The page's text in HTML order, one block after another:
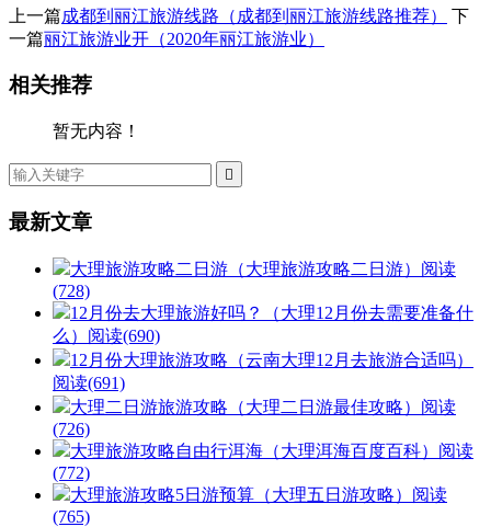
上一篇成都到丽江旅游线路（成都到丽江旅游线路推荐）
下
一篇丽江旅游业开（2020年丽江旅游业）
相关推荐
暂无内容！

最新文章
大理旅游攻略二日游（大理旅游攻略二日游） 阅读
(728)
12月份去大理旅游好吗？（大理12月份去需要准备什
么） 阅读(690)
12月份大理旅游攻略（云南大理12月去旅游合适吗）
阅读(691)
大理二日游旅游攻略（大理二日游最佳攻略） 阅读
(726)
大理旅游攻略自由行洱海（大理洱海百度百科） 阅读
(772)
大理旅游攻略5日游预算（大理五日游攻略） 阅读
(765)